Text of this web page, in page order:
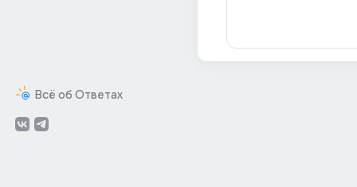
Всё об Ответах